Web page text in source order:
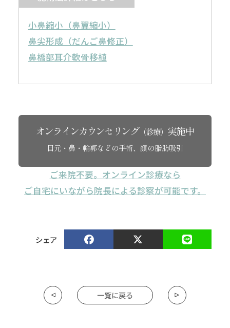
小鼻縮小（鼻翼縮小）
鼻尖形成（だんご鼻修正）
鼻橋部耳介軟骨移植
オンラインカウンセリング（診療） 実施中
目元・鼻・輪郭などの手術、顔の脂肪吸引
ご来院不要。オンライン診療なら
ご自宅にいながら院長による診察が可能です。
シェア
一覧に戻る